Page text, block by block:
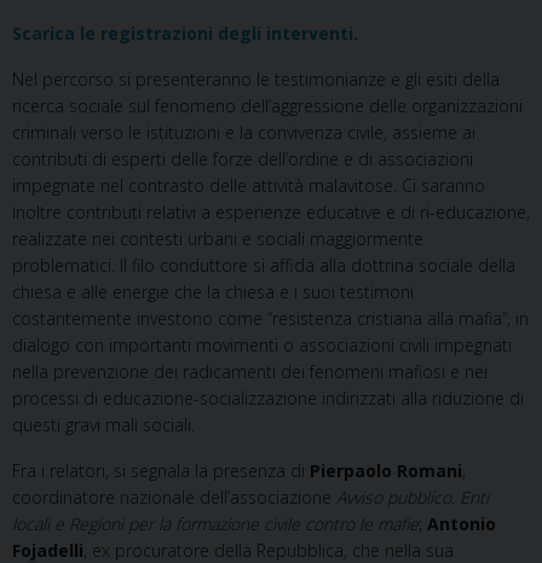
Scarica le registrazioni degli interventi.
Nel percorso si presenteranno le testimonianze e gli esiti della
ricerca sociale sul fenomeno dell’aggressione delle organizzazioni
criminali verso le istituzioni e la convivenza civile, assieme ai
contributi di esperti delle forze dell’ordine e di associazioni
impegnate nel contrasto delle attività malavitose. Ci saranno
inoltre contributi relativi a esperienze educative e di ri-educazione,
realizzate nei contesti urbani e sociali maggiormente
problematici. Il filo conduttore si affida alla dottrina sociale della
chiesa e alle energie che la chiesa e i suoi testimoni
costantemente investono come “resistenza cristiana alla mafia”, in
dialogo con importanti movimenti o associazioni civili impegnati
nella prevenzione dei radicamenti dei fenomeni mafiosi e nei
processi di educazione-socializzazione indirizzati alla riduzione di
questi gravi mali sociali.
Fra i relatori, si segnala la presenza di Pierpaolo Romani
coordinatore nazionale dell’associazione Avviso pubblico. Enti
locali e Regioni per la formazione civile contro le mafie; Antonio
Fojadelli , ex procuratore della Repubblica, che nella sua